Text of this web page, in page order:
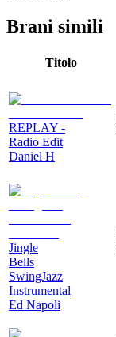
Brani simili
Titolo
REPLAY -
Radio Edit
Daniel H
Jingle
Bells
SwingJazz
Instrumental
Ed Napoli